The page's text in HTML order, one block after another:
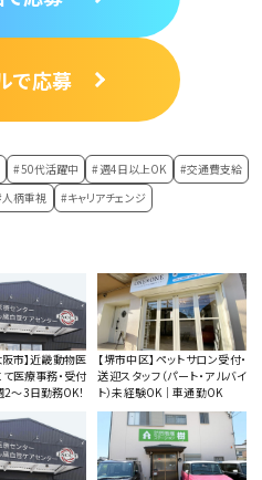
で応募
#50代活躍中 #週4日以上OK
#交通費支給
柄重視 #キャリアチェンジ
阪市】近畿動物医
医療事務・受付
2〜3日勤務OK！
【堺市中区】ペットサロン受付・
送迎スタッフ（パート・アルバイ
ト）未経験OK｜車通勤OK